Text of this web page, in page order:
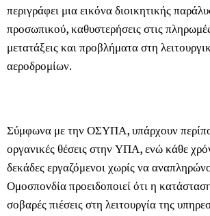
περιγράφει μια εικόνα διοικητικής
προσωπικού, καθυστερήσεις στις
μετατάξεις και προβλήματα στη
αεροδρομίων.
Σύμφωνα με την ΟΣΥΠΑ, υπάρχουν
οργανικές θέσεις στην ΥΠΑ, ενώ κάθε
δεκάδες εργαζόμενοι χωρίς να
Ομοσπονδία προειδοποιεί ότι η
σοβαρές πιέσεις στη λειτουργία της